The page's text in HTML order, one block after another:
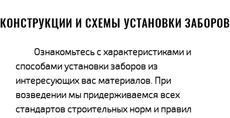
КОНСТРУКЦИИ И СХЕМЫ УСТАНОВКИ ЗАБОРОВ
Ознакомьтесь с характеристиками и
способами установки заборов из
интересующих вас материалов. При
возведении мы придерживаемся всех
стандартов строительных норм и правил